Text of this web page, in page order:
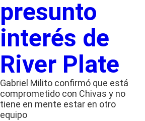
presunto
interés de
River Plate
Gabriel Milito confirmó que está
comprometido con Chivas y no
tiene en mente estar en otro
equipo